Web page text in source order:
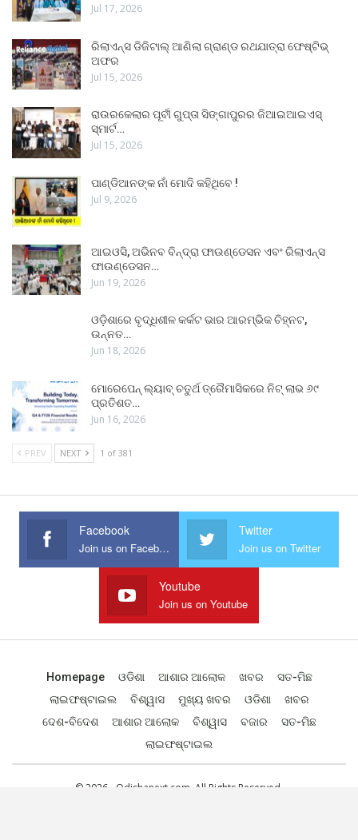
Jul 17, 2026
ରିଲାଏନ୍ସ ଡିଜିଟାଲ୍ ଆଣିଲା ଗ୍ରାଣ୍ଡ ରଥଯାତ୍ରା ଫେଷ୍ଟିଭ୍
ଅଫର
Jul 15, 2026
ରାଉରକେଲାର ପୂର୍ବୀ ଗୁପ୍ତା ସିଙ୍ଗାପୁରର ଜିଆଇଆଇଏସ୍
ସ୍ମାର୍ଟ…
Jul 15, 2026
ପାଣ୍ଡିଆନଙ୍କ ନାଁ ମୋଦି କହିଥିବେ !
Jul 9, 2026
ଆଇଓସି, ଅଭିନବ ବିନ୍ଦ୍ରା ଫାଉଣ୍ଡେସନ ଏବଂ ରିଲାଏନ୍ସ
ଫାଉଣ୍ଡେସନ…
Jun 19, 2026
ଓଡ଼ିଶାରେ ବୃଦ୍ଧିଶୀଳ କର୍କଟ ଭାର ଆରମ୍ଭିକ ଚିହ୍ନଟ,
ଉନ୍ନତ…
Jun 18, 2026
ମୋରେପେନ୍ ଲ୍ୟାବ୍ ଚତୁର୍ଥ ତ୍ରୈମାସିକରେ ନିଟ୍ ଲାଭ ୬୯
ପ୍ରତିଶତ…
Jun 16, 2026
PREV NEXT 1 of 381
Facebook
Join us on Facebook
Twitter
Join us on Twitter
Youtube
Join us on Youtube
Homepage ଓଡିଶା ଆଶାର ଆଲୋକ ଖବର
ସତ-ମିଛ
ଲାଇଫଷ୍ଟାଇଲ
ବିଶ୍ୱାସ ମୁଖ୍ୟ ଖବର ଓଡିଶା
ଖବର
ଦେଶ-ବିଦେଶ
ଆଶାର ଆଲୋକ ବିଶ୍ୱାସ ବଜାର
ସତ-ମିଛ
ଲାଇଫଷ୍ଟାଇଲ
© 2026 - Odishanext.com. All Rights Reserved.